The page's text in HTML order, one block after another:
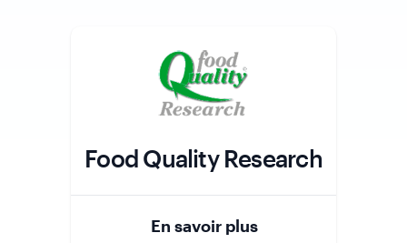
Food Quality Research
Role
En savoir plus